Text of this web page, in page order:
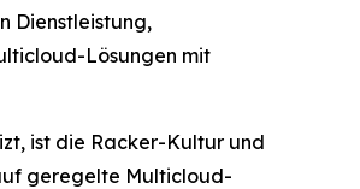
Dienstleistung,
Lösungen mit
ist die Racker-Kultur und
geregelte Multicloud-